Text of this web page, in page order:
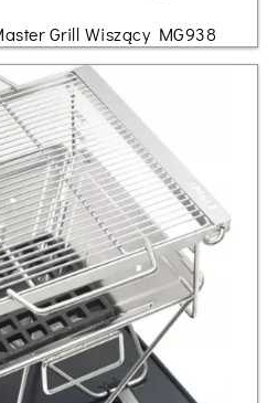
Grill Wiszący MG938